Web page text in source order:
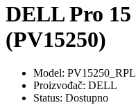
DELL Pro 15
(PV15250)
Model:
Proizvođač: DELL
Status: Dostupno